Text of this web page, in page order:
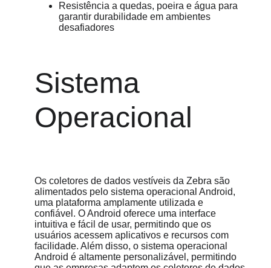
Resistência a quedas, poeira e água para
garantir durabilidade em ambientes
desafiadores
Sistema
Operacional
Os coletores de dados vestíveis da Zebra são
alimentados pelo sistema operacional Android,
uma plataforma amplamente utilizada e
confiável. O Android oferece uma interface
intuitiva e fácil de usar, permitindo que os
usuários acessem aplicativos e recursos com
facilidade. Além disso, o sistema operacional
Android é altamente personalizável, permitindo